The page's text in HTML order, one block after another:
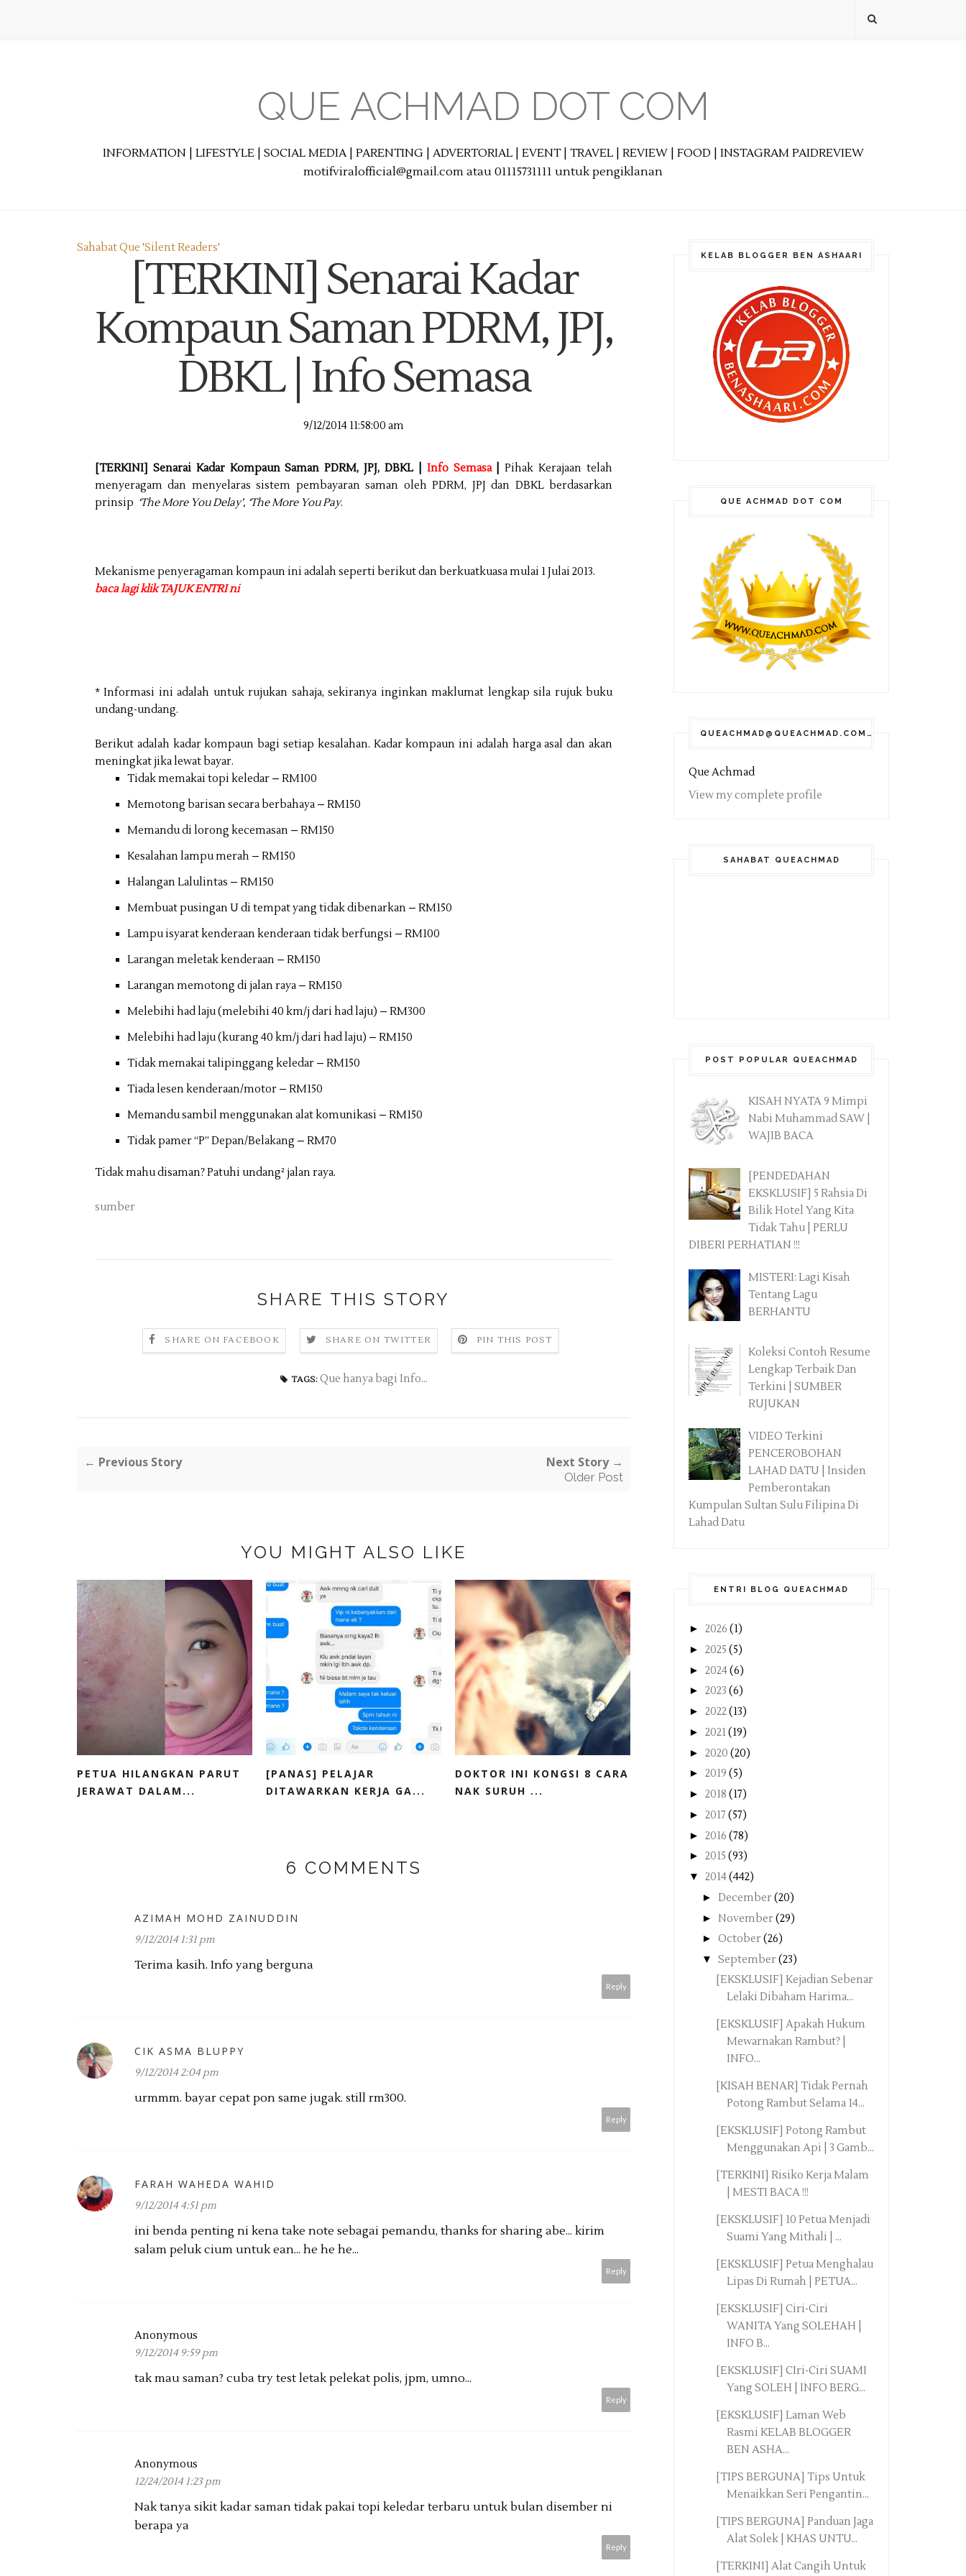
QUE ACHMAD DOT COM
INFORMATION | LIFESTYLE | SOCIAL MEDIA | PARENTING | ADVERTORIAL | EVENT | TRAVEL | REVIEW | FOOD | INSTAGRAM PAIDREVIEW
motifviralofficial@gmail.com atau 01115731111 untuk pengiklanan
Sahabat Que 'Silent Readers'
[TERKINI] Senarai Kadar
Kompaun Saman PDRM, JPJ,
DBKL | Info Semasa
9/12/2014 11:58:00 am
[TERKINI] Senarai Kadar Kompaun Saman PDRM, JPJ, DBKL | Info Semasa|Pihak Kerajaan telah
menyeragam dan menyelaras sistem pembayaran saman oleh PDRM, JPJ dan DBKL berdasarkan
prinsip ‘The More You Delay’, ‘The More You Pay.
Mekanisme penyeragaman kompaun ini adalah seperti berikut dan berkuatkuasa mulai 1 Julai 2013.
baca lagi klik TAJUK ENTRI ni
* Informasi ini adalah untuk rujukan sahaja, sekiranya inginkan maklumat lengkap sila rujuk buku
undang-undang.
Berikut adalah kadar kompaun bagi setiap kesalahan. Kadar kompaun ini adalah harga asal dan akan
meningkat jika lewat bayar.
Tidak memakai topi keledar – RM100
Memotong barisan secara berbahaya – RM150
Memandu di lorong kecemasan – RM150
Kesalahan lampu merah – RM150
Halangan Lalulintas – RM150
Membuat pusingan U di tempat yang tidak dibenarkan – RM150
Lampu isyarat kenderaan kenderaan tidak berfungsi – RM100
Larangan meletak kenderaan – RM150
Larangan memotong di jalan raya – RM150
Melebihi had laju (melebihi 40 km/j dari had laju) – RM300
Melebihi had laju (kurang 40 km/j dari had laju) – RM150
Tidak memakai talipinggang keledar – RM150
Tiada lesen kenderaan/motor – RM150
Memandu sambil menggunakan alat komunikasi – RM150
Tidak pamer “P” Depan/Belakang – RM70
Tidak mahu disaman? Patuhi undang² jalan raya.
sumber
SHARE THIS STORY
SHARE ON FACEBOOK SHARE ON TWITTER PIN THIS POST
TAGS: Que hanya bagi Info...
← Previous Story Next Story →
Older Post
YOU MIGHT ALSO LIKE
PETUA HILANGKAN PARUT
JERAWAT DALAM...
[PANAS] PELAJAR
DITAWARKAN KERJA GA...
DOKTOR INI KONGSI 8 CARA
NAK SURUH ...
6 COMMENTS
AZIMAH MOHD ZAINUDDIN
9/12/2014 1:31 pm
Terima kasih. Info yang berguna
Reply
CIK ASMA BLUPPY
9/12/2014 2:04 pm
urmmm. bayar cepat pon same jugak. still rm300.
Reply
FARAH WAHEDA WAHID
9/12/2014 4:51 pm
ini benda penting ni kena take note sebagai pemandu, thanks for sharing abe... kirim
salam peluk cium untuk ean... he he he...
Reply
Anonymous
9/12/2014 9:59 pm
tak mau saman? cuba try test letak pelekat polis, jpm, umno...
Reply
Anonymous
12/24/2014 1:23 pm
Nak tanya sikit kadar saman tidak pakai topi keledar terbaru untuk bulan disember ni
berapa ya
Reply
KELAB BLOGGER BEN ASHAARI
QUE ACHMAD DOT COM
QUEACHMAD@QUEACHMAD.COM
Que Achmad
View my complete profile
SAHABAT QUEACHMAD
POST POPULAR QUEACHMAD
KISAH NYATA 9 Mimpi
Nabi Muhammad SAW |
WAJIB BACA
[PENDEDAHAN
EKSKLUSIF] 5 Rahsia Di
Bilik Hotel Yang Kita
Tidak Tahu | PERLU
DIBERI PERHATIAN !!!
MISTERI: Lagi Kisah
Tentang Lagu
BERHANTU
Koleksi Contoh Resume
Lengkap Terbaik Dan
Terkini | SUMBER
RUJUKAN
VIDEO Terkini
PENCEROBOHAN
LAHAD DATU | Insiden
Pemberontakan
Kumpulan Sultan Sulu Filipina Di
Lahad Datu
ENTRI BLOG QUEACHMAD
► 2026 (1)
► 2025 (5)
► 2024(6)
► 2023 (6)
► 2022(13)
► 2021(19)
► 2020 (20)
► 2019 (5)
► 2018 (17)
► 2017 (57)
► 2016 (78)
► 2015 (93)
▼ 2014(442)
► December(20)
► November(29)
► October(26)
▼ September(23)
[EKSKLUSIF] Kejadian Sebenar
Lelaki Dibaham Harima...
[EKSKLUSIF] Apakah Hukum
Mewarnakan Rambut? |
INFO...
[KISAH BENAR] Tidak Pernah
Potong Rambut Selama 14...
[EKSKLUSIF] Potong Rambut
Menggunakan Api | 3 Gamb...
[TERKINI] Risiko Kerja Malam
| MESTI BACA !!!
[EKSKLUSIF] 10 Petua Menjadi
Suami Yang Mithali | ...
[EKSKLUSIF] Petua Menghalau
Lipas Di Rumah | PETUA...
[EKSKLUSIF] Ciri-Ciri
WANITA Yang SOLEHAH |
INFO B...
[EKSKLUSIF] CIri-Ciri SUAMI
Yang SOLEH | INFO BERG...
[EKSKLUSIF] Laman Web
Rasmi KELAB BLOGGER
BEN ASHA...
[TIPS BERGUNA] Tips Untuk
Menaikkan Seri Pengantin...
[TIPS BERGUNA] Panduan Jaga
Alat Solek | KHAS UNTU...
[TERKINI] Alat Cangih Untuk